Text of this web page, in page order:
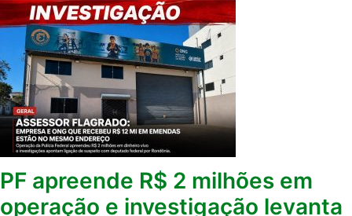
PF apreende R$ 2 milhões em
operação e investigação levanta